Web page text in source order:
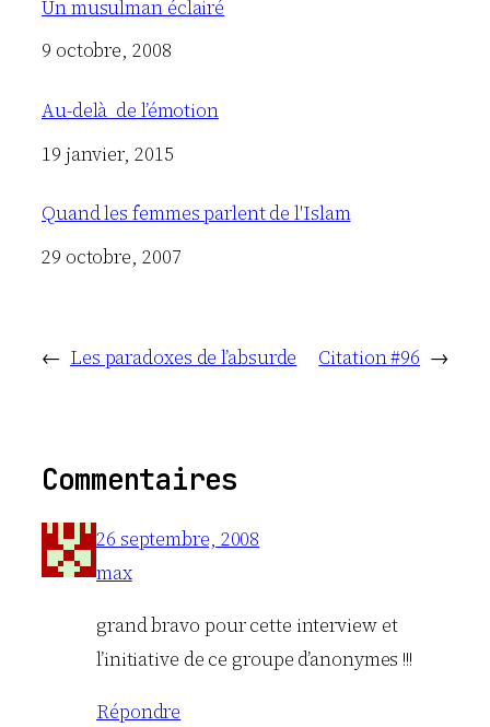
Un musulman éclairé
Date
9 octobre, 2008
Au-delà de l’émotion
Date
19 janvier, 2015
Quand les femmes parlent de l'Islam
Date
29 octobre, 2007
← Les paradoxes de l’absurde Citation #96 →
Commentaires
26 septembre, 2008
max
grand bravo pour cette interview et
l’initiative de ce groupe d’anonymes !!!
Répondre